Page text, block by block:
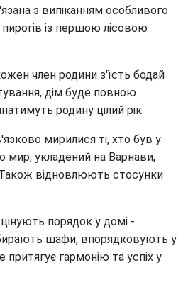
з випіканням особливого
із першою лісовою
член родини з'їсть бодай
дім буде повною
родину цілий рік.
мирилися ті, хто був у
мир, укладений на Варнави,
відновлюють стосунки
порядок у домі -
шафи, впорядковують у
гармонію та успіх у